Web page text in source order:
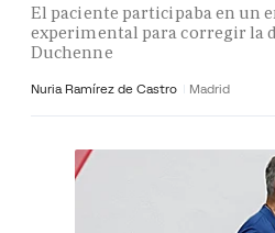
El paciente participaba en un
experimental para corregir la
Duchenne
Nuria Ramírez de Castro Madrid